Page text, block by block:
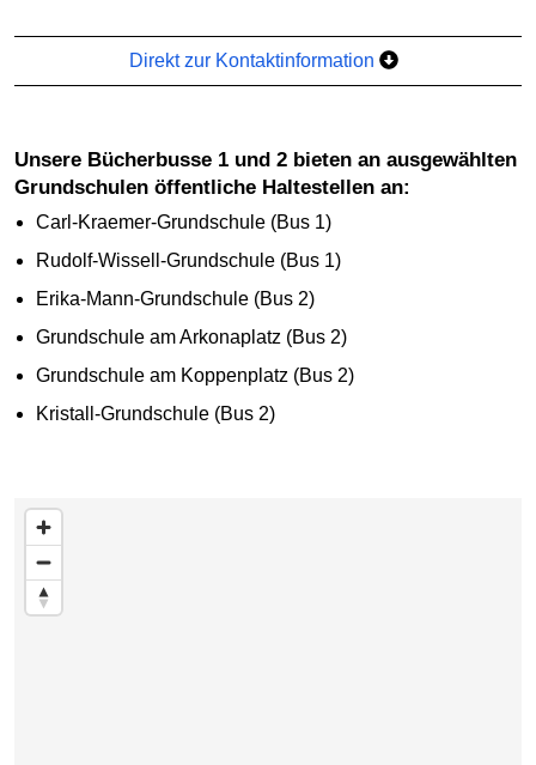
Direkt zur Kontaktinformation
Unsere Bücherbusse 1 und 2 bieten an ausgewählten
Grundschulen öffentliche Haltestellen an:
Carl-Kraemer-Grundschule (Bus 1)
Rudolf-Wissell-Grundschule (Bus 1)
Erika-Mann-Grundschule (Bus 2)
Grundschule am Arkonaplatz (Bus 2)
Grundschule am Koppenplatz (Bus 2)
Kristall-Grundschule (Bus 2)
zur Teaserliste mit den enthaltenen Adressen unter der
Karte springen